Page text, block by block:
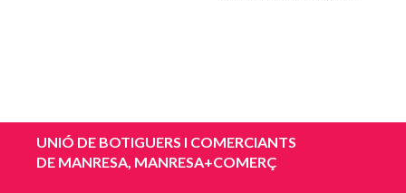
UNIÓ DE BOTIGUERS I COMERCIANTS
DE MANRESA, MANRESA+COMERÇ